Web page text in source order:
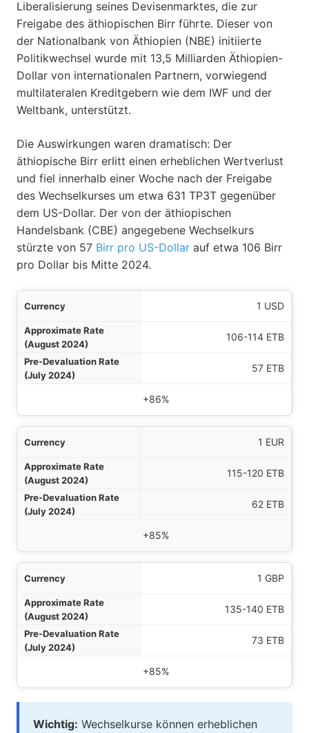
Liberalisierung seines Devisenmarktes, die zur
Freigabe des äthiopischen Birr führte. Dieser von
der Nationalbank von Äthiopien (NBE) initiierte
Politikwechsel wurde mit 13,5 Milliarden Äthiopien-
Dollar von internationalen Partnern, vorwiegend
multilateralen Kreditgebern wie dem IWF und der
Weltbank, unterstützt.
Die Auswirkungen waren dramatisch: Der
äthiopische Birr erlitt einen erheblichen Wertverlust
und fiel innerhalb einer Woche nach der Freigabe
des Wechselkurses um etwa 631 TP3T gegenüber
dem US-Dollar. Der von der äthiopischen
Handelsbank (CBE) angegebene Wechselkurs
stürzte von 57 Birr pro US-Dollar auf etwa 106 Birr
pro Dollar bis Mitte 2024.
1 USD
106-114 ETB
57 ETB
+86%
1 EUR
115-120 ETB
62 ETB
+85%
1 GBP
135-140 ETB
73 ETB
+85%
Wichtig: Wechselkurse können erheblichen